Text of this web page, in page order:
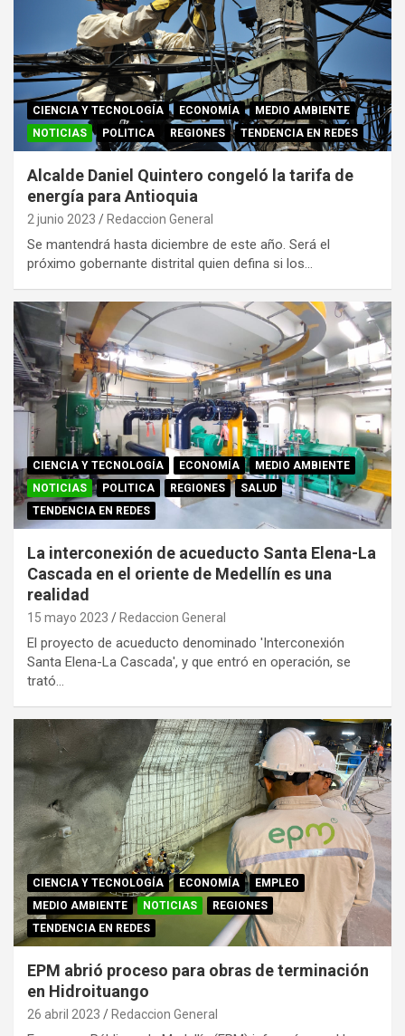
CIENCIA Y TECNOLOGÍA ECONOMÍA
MEDIO AMBIENTE
NOTICIAS
POLITICA REGIONES TENDENCIA EN REDES
Alcalde Daniel Quintero congeló la tarifa de
energía para Antioquia
2 junio 2023 Redaccion General
Se mantendrá hasta diciembre de este año. Será el
próximo gobernante distrital quien defina si los…
CIENCIA Y TECNOLOGÍA ECONOMÍA
MEDIO AMBIENTE
NOTICIAS
POLITICA REGIONES
SALUD
TENDENCIA EN REDES
La interconexión de acueducto Santa Elena-La
Cascada en el oriente de Medellín es una
realidad
15 mayo 2023 Redaccion General
El proyecto de acueducto denominado 'Interconexión
Santa Elena-La Cascada', y que entró en operación, se
trató…
CIENCIA Y TECNOLOGÍA ECONOMÍA
EMPLEO
MEDIO AMBIENTE
NOTICIAS
REGIONES
TENDENCIA EN REDES
EPM abrió proceso para obras de terminación
en Hidroituango
26 abril 2023 Redaccion General